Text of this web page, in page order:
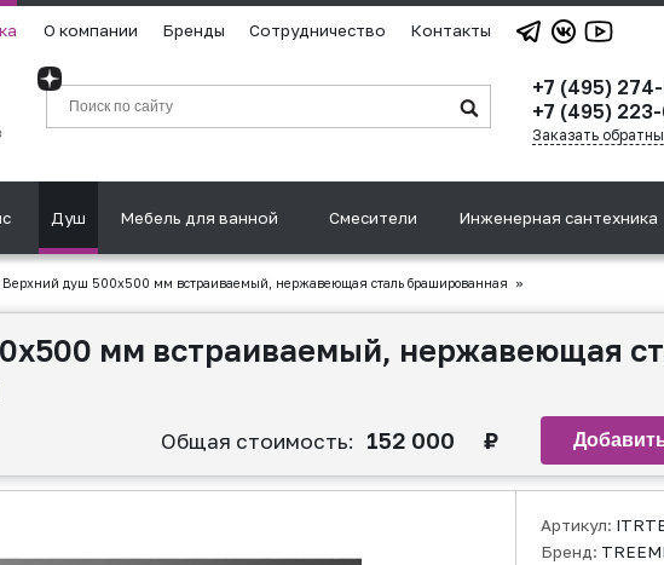
О компании Бренды Сотрудничество Контакты
+7 (495)
+7 (495)
Заказать
Душ Мебель для ванной Смесители Инженерная сантехника
Верхний душ 500х500 мм встраиваемый, нержавеющая сталь брашированная »
мм встраиваемый, нержавеющая
Общая стоимость: 152 000 ₽
Артикул:
Бренд: